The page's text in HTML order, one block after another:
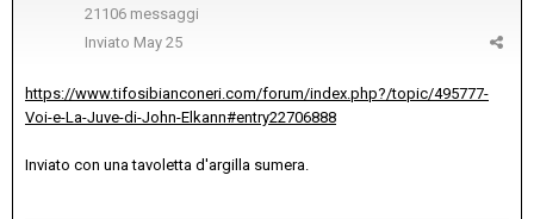
21106 messaggi
Inviato May 25
https://www.tifosibianconeri.com/forum/index.php?/topic/495777-
Voi-e-La-Juve-di-John-Elkann#entry22706888
Inviato con una tavoletta d'argilla sumera.